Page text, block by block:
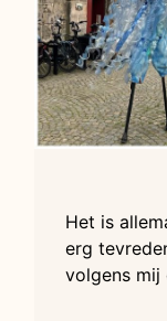
Het is
erg
volgens mij